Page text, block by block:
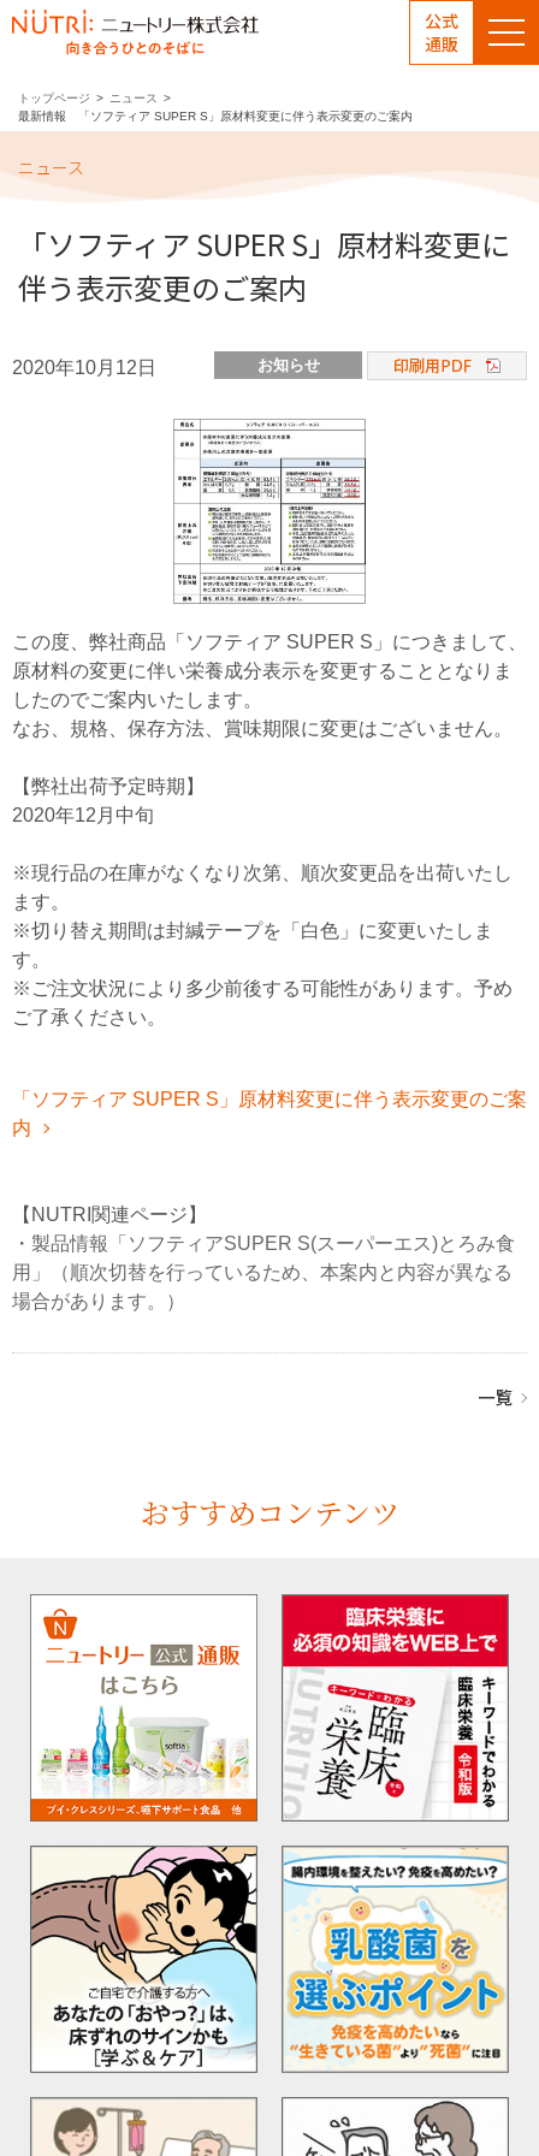
公式
通販
トップページ
ニュース
最新情報 「ソフティア SUPER S」原材料変更に伴う表示変更のご案内
ニュース
「ソフティア SUPER S」原材料変更に
伴う表示変更のご案内
2020年10月12日 お知らせ
この度、弊社商品「ソフティア SUPER S」につきまして、
原材料の変更に伴い栄養成分表示を変更することとなりま
したのでご案内いたします。
なお、規格、保存方法、賞味期限に変更はございません。
【弊社出荷予定時期】
2020年12月中旬
※現行品の在庫がなくなり次第、順次変更品を出荷いたし
ます。
※切り替え期間は封緘テープを「白色」に変更いたしま
す。
※ご注文状況により多少前後する可能性があります。予め
ご了承ください。
「ソフティア SUPER S」原材料変更に伴う表示変更のご案
内
【NUTRI関連ページ】
・ 製品情報「ソフティアSUPER S(スーパーエス)とろみ食
用」（順次切替を行っているため、本案内と内容が異なる
場合があります。）
おすすめコンテンツ